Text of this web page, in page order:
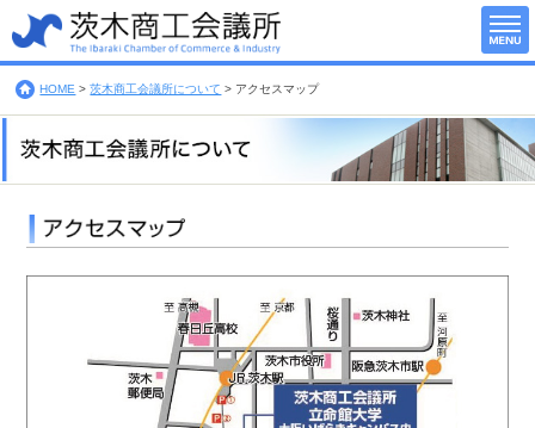
HOME > 茨木商工会議所について > アクセスマップ